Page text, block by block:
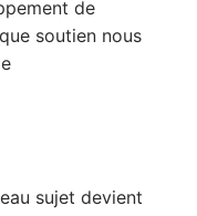
de
soutien nous
sujet devient